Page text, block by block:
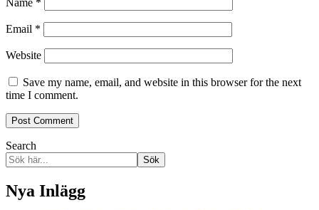
Email *
Website
Save my name, email, and website in this browser for the next
time I comment.
Search
Sök
Nya Inlägg